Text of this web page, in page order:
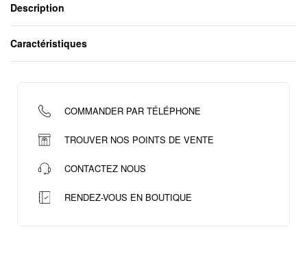
Description
Caractéristiques
COMMANDER PAR TÉLÉPHONE
TROUVER NOS POINTS DE VENTE
CONTACTEZ NOUS
RENDEZ-VOUS EN BOUTIQUE